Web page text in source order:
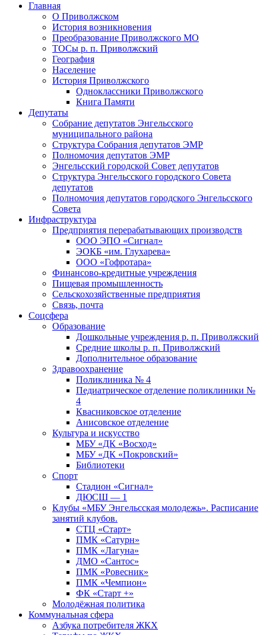
Главная
О Приволжском
История возникновения
Преобразование Приволжского МО
ТОСы р. п. Приволжский
География
Население
История Приволжского
Одноклассники Приволжского
Книга Памяти
Депутаты
Собрание депутатов Энгельсского
муниципального района
Структура Собрания депутатов ЭМР
Полномочия депутатов ЭМР
Энгельсский городской Совет депутатов
Структура Энгельсского городского Совета
депутатов
Полномочия депутатов городского Энгельсского
Совета
Инфраструктура
Предприятия перерабатывающих производств
ООО ЭПО «Сигнал»
ЭОКБ «им. Глухарева»
ООО «Гофротара»
Финансово-кредитные учреждения
Пищевая промышленность
Сельскохозяйственные предприятия
Связь, почта
Соцсфера
Образование
Дошкольные учреждения р. п. Приволжский
Средние школы р. п. Приволжский
Дополнительное образование
Здравоохранение
Поликлиника № 4
Педиатрическое отделение поликлиники №
4
Квасниковское отделение
Анисовское отделение
Культура и искусство
МБУ «ДК «Восход»
МБУ «ДК «Покровский»
Библиотеки
Спорт
Стадион «Сигнал»
ДЮСШ — 1
Клубы «МБУ Энгельсская молодежь». Расписание
занятий клубов.
СТЦ «Старт»
ПМК «Сатурн»
ПМК «Лагуна»
ДМО «Сантос»
ПМК «Ровесник»
ПМК «Чемпион»
ФК «Старт +»
Молодёжная политика
Коммунальная сфера
Азбука потребителя ЖКХ